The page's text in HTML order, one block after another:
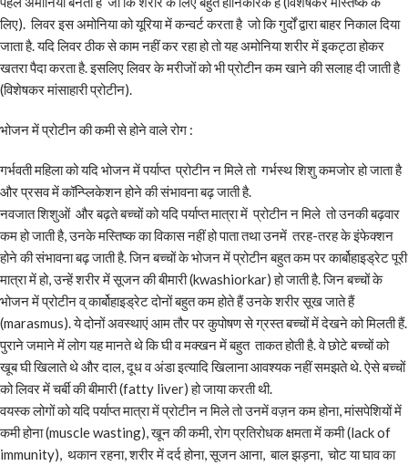
लिए). लिवर इस अमोनिया को यूरिया में कन्वर्ट करता है जो कि गुर्दों द्वारा बाहर निकाल दिया
जाता है. यदि लिवर ठीक से काम नहीं कर रहा हो तो यह अमोनिया शरीर में इकट्ठा होकर
खतरा पैदा करता है. इसलिए लिवर के मरीजों को भी प्रोटीन कम खाने की सलाह दी जाती है
(विशेषकर मांसाहारी प्रोटीन).
भोजन में प्रोटीन की कमी से होने वाले रोग :
गर्भवती महिला को यदि भोजन में पर्याप्त प्रोटीन न मिले तो गर्भस्थ शिशु कमजोर हो जाता है
और प्रसव में कॉन्प्लिकेशन होने की संभावना बढ़ जाती है.
नवजात शिशुओं और बढ़ते बच्चों को यदि पर्याप्त मात्रा में प्रोटीन न मिले तो उनकी बढ़वार
कम हो जाती है, उनके मस्तिष्क का विकास नहीं हो पाता तथा उनमें तरह-तरह के इंफेक्शन
होने की संभावना बढ़ जाती है. जिन बच्चों के भोजन में प्रोटीन बहुत कम पर कार्बोहाइड्रेट पूरी
मात्रा में हो, उन्हें शरीर में सूजन की बीमारी (kwashiorkar) हो जाती है. जिन बच्चों के
भोजन में प्रोटीन व् कार्बोहाइड्रेट दोनों बहुत कम होते हैं उनके शरीर सूख जाते हैं
(marasmus). ये दोनों अवस्थाएं आम तौर पर कुपोषण से ग्रस्त बच्चों में देखने को मिलती हैं.
पुराने जमाने में लोग यह मानते थे कि घी व मक्खन में बहुत ताकत होती है. वे छोटे बच्चों को
खूब घी खिलाते थे और दाल, दूध व अंडा इत्यादि खिलाना आवश्यक नहीं समझते थे. ऐसे बच्चों
को लिवर में चर्बी की बीमारी (fatty liver) हो जाया करती थी.
वयस्क लोगों को यदि पर्याप्त मात्रा में प्रोटीन न मिले तो उनमें वज़न कम होना, मांसपेशियों में
कमी होना (muscle wasting), खून की कमी, रोग प्रतिरोधक क्षमता में कमी (lack of
immunity), थकान रहना, शरीर में दर्द होना, सूजन आना, बाल झड़ना, चोट या घाव का